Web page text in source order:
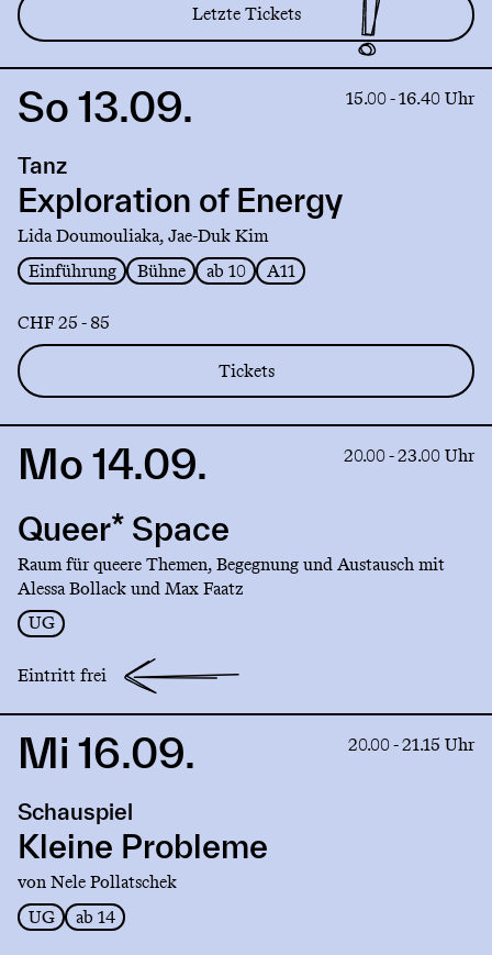
Letzte Tickets
Link
Exploration
Energy
So 13.09. 15.00 - 16.40 Uhr
Tanz
Exploration of Energy
Lida Doumouliaka, Jae-Duk Kim
Einführung
Bühne ab 10 A11
CHF 25 - 85
Tickets
Link
Queer*
Mo 14.09. 20.00 - 23.00 Uhr
Queer* Space
Raum für queere Themen, Begegnung und Austausch mit
Alessa Bollack und Max Faatz
UG
Eintritt frei
Link
Kleine
Probleme
Mi 16.09. 20.00 - 21.15 Uhr
Schauspiel
Kleine Probleme
von Nele Pollatschek
UG
ab 14